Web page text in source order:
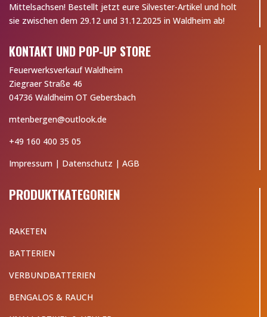
Mittelsachsen! Bestellt jetzt eure Silvester-Artikel und holt
sie zwischen dem 29.12 und 31.12.2025 in Waldheim ab!
KONTAKT UND POP-UP STORE
Feuerwerksverkauf Waldheim
Ziegraer Straße 46
04736 Waldheim OT Gebersbach
mtenbergen@outlook.de
+49 160 400 35 05
Impressum | Datenschutz |AGB
PRODUKTKATEGORIEN
RAKETEN
BATTERIEN
VERBUNDBATTERIEN
BENGALOS & RAUCH